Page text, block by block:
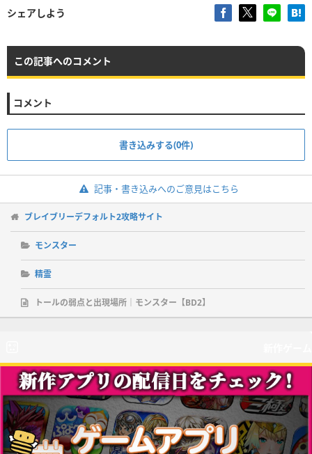
シェアしよう
この記事へのコメント
コメント
書き込みする(0件)
記事・書き込みへのご意見はこちら
ブレイブリーデフォルト2攻略サイト
モンスター
精霊
トールの弱点と出現場所｜モンスター【BD2】